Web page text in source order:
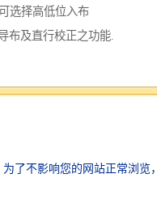
选择高低位入布
布及直行校正之功能.